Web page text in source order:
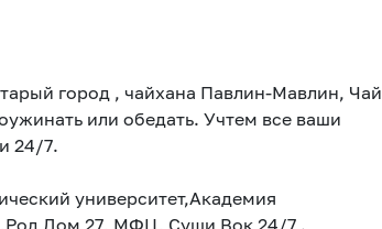
город , чайхана Павлин-Мавлин, Чай
или обедать. Учтем все ваши
24/7.
университет,Академия
Дом 27, МФЦ, Суши Вок 24/7 .